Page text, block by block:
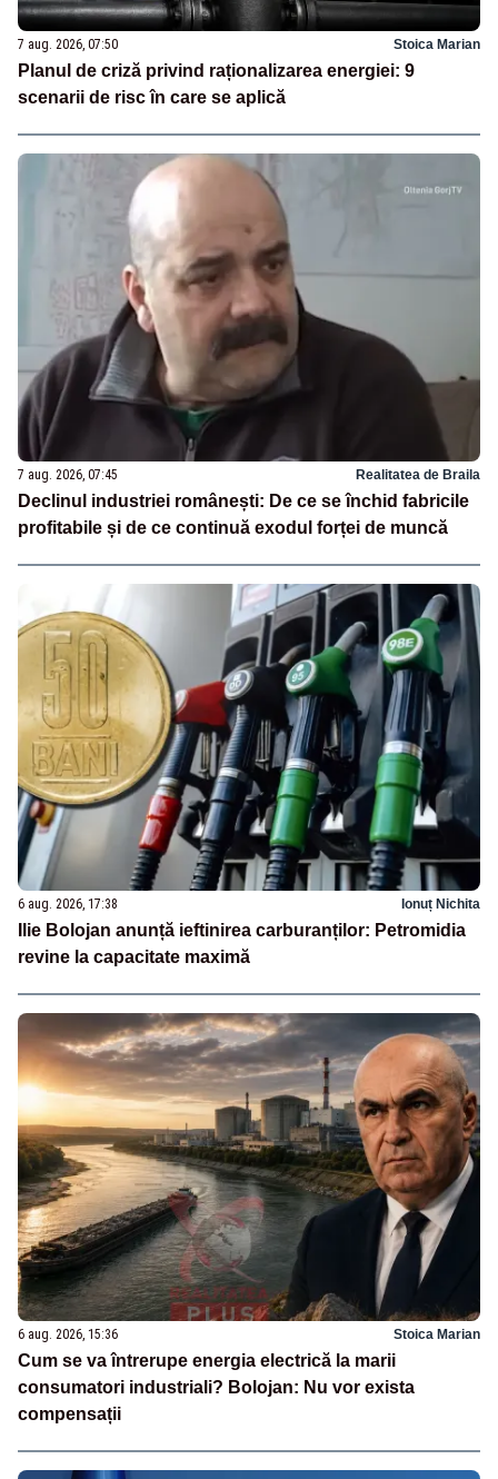
7 aug. 2026, 07:50 Stoica Marian
Planul de criză privind raționalizarea energiei: 9
scenarii de risc în care se aplică
7 aug. 2026, 07:45 Realitatea de Braila
Declinul industriei românești: De ce se închid fabricile
profitabile și de ce continuă exodul forței de muncă
6 aug. 2026, 17:38 Ionuț Nichita
Ilie Bolojan anunță ieftinirea carburanților: Petromidia
revine la capacitate maximă
6 aug. 2026, 15:36 Stoica Marian
Cum se va întrerupe energia electrică la marii
consumatori industriali? Bolojan: Nu vor exista
compensații